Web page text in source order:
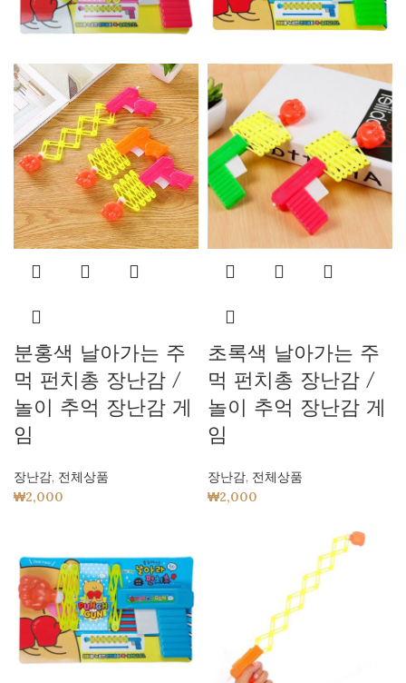
분홍색 날아가는 주
먹 펀치총 장난감 /
놀이 추억 장난감 게
임
장난감, 전체상품
₩2,000
초록색 날아가는 주
먹 펀치총 장난감 /
놀이 추억 장난감 게
임
장난감, 전체상품
₩2,000